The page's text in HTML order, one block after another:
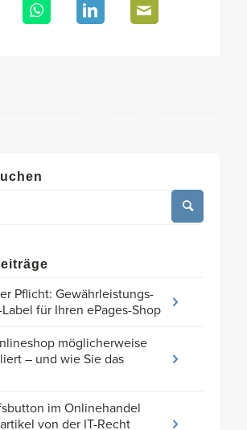
Pflicht: Gewährleistungs-
für Ihren ePages-Shop
möglicherweise
– und wie Sie das
im Onlinehandel
von der IT-Recht